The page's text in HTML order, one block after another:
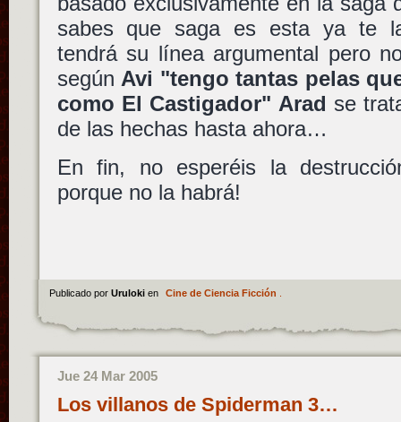
sabes que saga es esta ya te
tendrá su línea argumental pero
según Avi "tengo tantas pelas
como El Castigador" Arad se
de las hechas hasta ahora…
En fin, no esperéis la
porque no la habrá!
Publicado por Uruloki en Cine de Ciencia Ficción
Jue 24 Mar 2005
Los villanos de Spiderman 3…